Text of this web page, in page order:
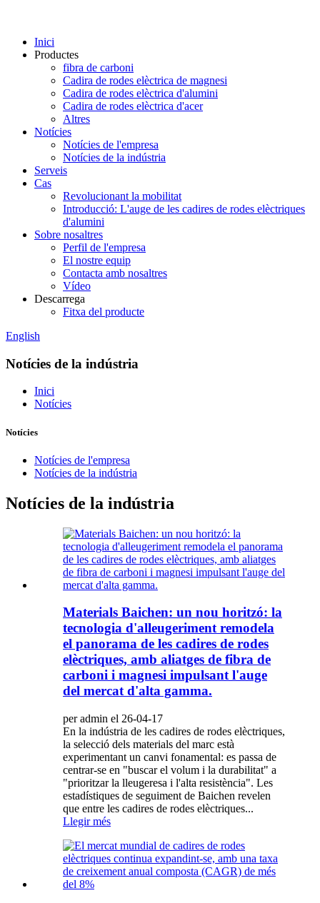
Inici
Productes
fibra de carboni
Cadira de rodes elèctrica de magnesi
Cadira de rodes elèctrica d'alumini
Cadira de rodes elèctrica d'acer
Altres
Notícies
Notícies de l'empresa
Notícies de la indústria
Serveis
Cas
Revolucionant la mobilitat
Introducció: L'auge de les cadires de rodes elèctriques
d'alumini
Sobre nosaltres
Perfil de l'empresa
El nostre equip
Contacta amb nosaltres
Vídeo
Descarrega
Fitxa del producte
English
Notícies de la indústria
Inici
Notícies
Notícies
Notícies de l'empresa
Notícies de la indústria
Notícies de la indústria
Materials Baichen: un nou horitzó: la
tecnologia d'alleugeriment remodela
el panorama de les cadires de rodes
elèctriques, amb aliatges de fibra de
carboni i magnesi impulsant l'auge
del mercat d'alta gamma.
per admin el 26-04-17
En la indústria de les cadires de rodes elèctriques,
la selecció dels materials del marc està
experimentant un canvi fonamental: es passa de
centrar-se en "buscar el volum i la durabilitat" a
"prioritzar la lleugeresa i l'alta resistència". Les
estadístiques de seguiment de Baichen revelen
que entre les cadires de rodes elèctriques...
Llegir més